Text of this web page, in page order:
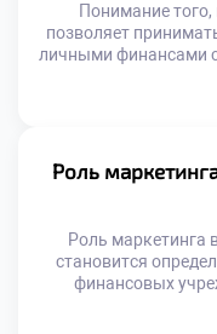
Понимание того,
позволяет
личными финансами
связано с
как места, где
Роль
Роль маркетинга
становится
финансовых
поддержку. Сегодня